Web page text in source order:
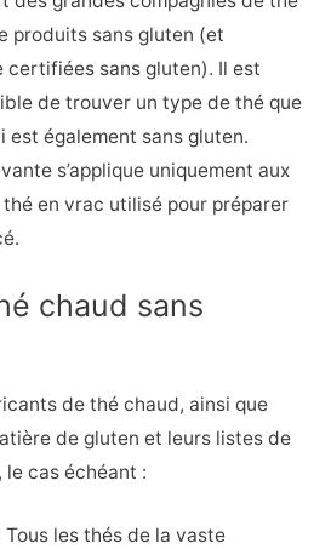
produits sans gluten (et
certifiées sans gluten). Il est
de trouver un type de thé que
est également sans gluten.
s’applique uniquement aux
en vrac utilisé pour préparer
chaud sans
de thé chaud, ainsi que
de gluten et leurs listes de
cas échéant :
Tous les thés de la vaste